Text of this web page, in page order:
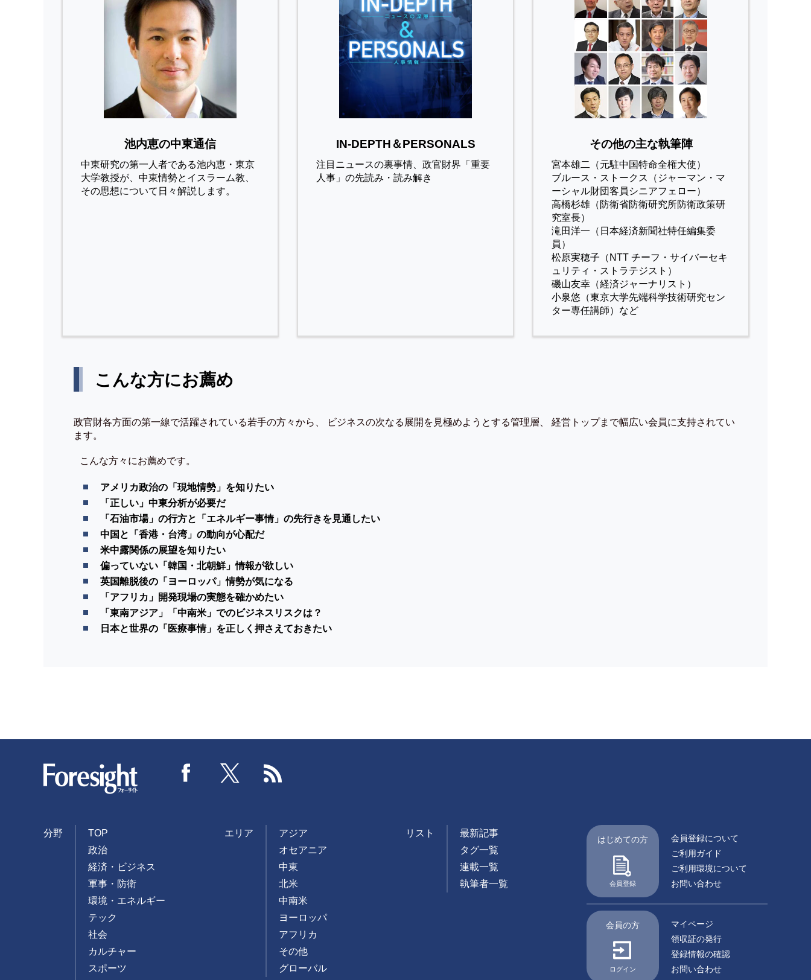
池内恵の中東通信
中東研究の第⼀⼈者である池内恵・東京
⼤学教授が、中東情勢とイスラーム教、
その思想について⽇々解説します。
IN-DEPTH＆PERSONALS
注目ニュースの裏事情、政官財界「重要
人事」の先読み・読み解き
その他の主な執筆陣
宮本雄二（元駐中国特命全権大使）
ブルース・ストークス（ジャーマン・マ
ーシャル財団客員シニアフェロー）
高橋杉雄（防衛省防衛研究所防衛政策研
究室長）
滝田洋一（日本経済新聞社特任編集委
員）
松原実穂子（NTT チーフ・サイバーセキ
ュリティ・ストラテジスト）
磯山友幸（経済ジャーナリスト）
小泉悠（東京大学先端科学技術研究セン
ター専任講師）など
こんな方にお薦め
政官財各方面の第一線で活躍されている若手の方々から、 ビジネスの次なる展開を見極めようとする管理層、 経営トップまで幅広い会員に支持されてい
ます。
こんな方々にお薦めです。
アメリカ政治の「現地情勢」を知りたい
「正しい」中東分析が必要だ
「石油市場」の行方と「エネルギー事情」の先行きを見通したい
中国と「香港・台湾」の動向が心配だ
米中露関係の展望を知りたい
偏っていない「韓国・北朝鮮」情報が欲しい
英国離脱後の「ヨーロッパ」情勢が気になる
「アフリカ」開発現場の実態を確かめたい
「東南アジア」「中南米」でのビジネスリスクは？
日本と世界の「医療事情」を正しく押さえておきたい
Facebook Twitter
分野
TOP
政治
経済・ビジネス
軍事・防衛
環境・エネルギー
テック
社会
カルチャー
スポーツ
エリア
アジア
オセアニア
中東
北米
中南米
ヨーロッパ
アフリカ
その他
グローバル
リスト
最新記事
タグ一覧
連載一覧
執筆者一覧
はじめての方
会員登録
会員登録について
ご利用ガイド
ご利用環境について
お問い合わせ
会員の方
ログイン
マイページ
領収証の発行
登録情報の確認
お問い合わせ